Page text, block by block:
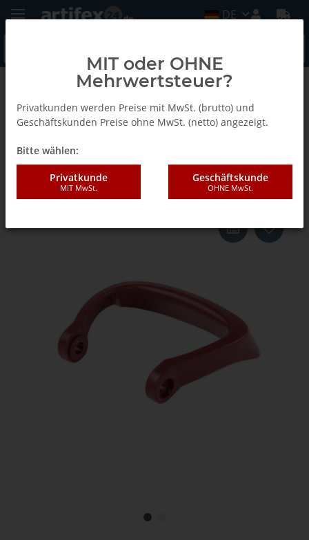
DE
Zurück zur Liste Zeta P-2
Lamello Handgriff rot, für Zeta
P2,Top20/21,Classic X, Variocut
MIT oder OHNE
Mehrwertsteuer?
Privatkunden werden Preise mit MwSt. (brutto) und
Geschäftskunden Preise ohne MwSt. (netto) angezeigt.
Bitte wählen:
Privatkunde
MIT MwSt.
Geschäftskunde
OHNE MwSt.